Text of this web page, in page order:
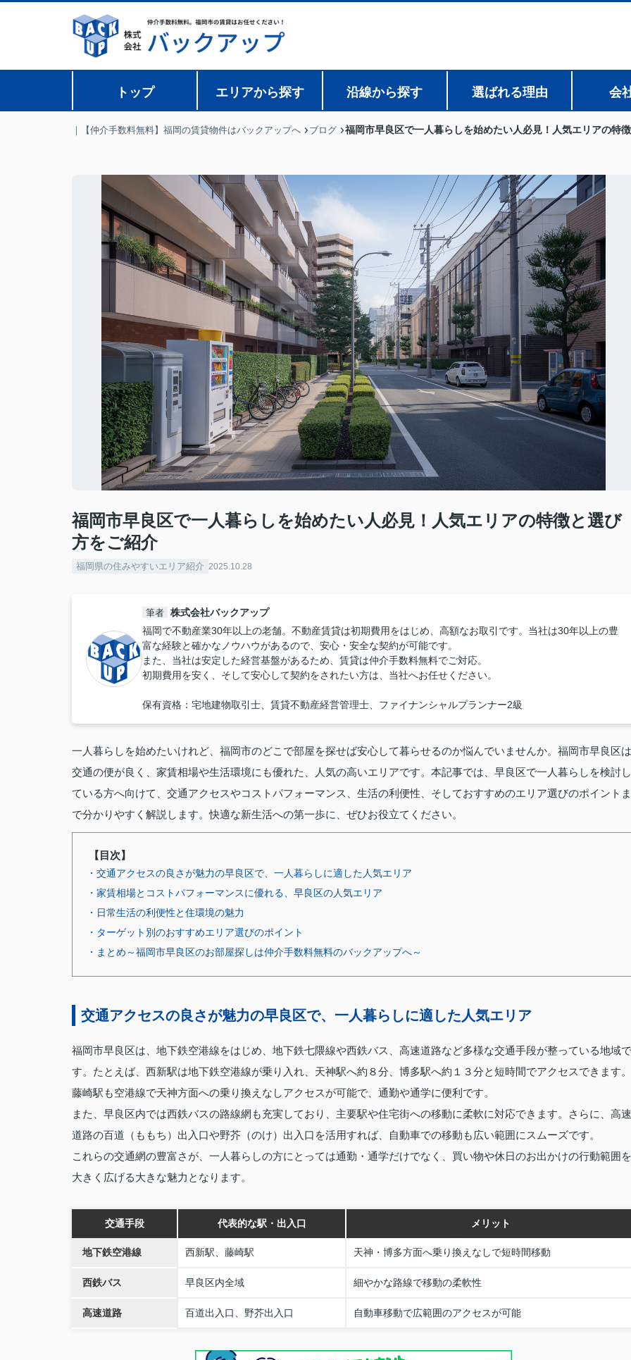
トップ エリアから探す 沿線から探す 選ばれる理由 会
｜【仲介手数料無料】福岡の賃貸物件はバックアップへ ブログ 福岡市早良区で一人暮らしを始めたい人必見！人気エリアの特
福岡市早良区で一人暮らしを始めたい人必見！人気エリアの特徴と選び
方をご紹介
福岡県の住みやすいエリア紹介 2025.10.28
筆者 株式会社バックアップ
福岡で不動産業30年以上の老舗。不動産賃貸は初期費用をはじめ、高額なお取引です。当社は30年以上の豊
富な経験と確かなノウハウがあるので、安心・安全な契約が可能です。
また、当社は安定した経営基盤があるため、賃貸は仲介手数料無料でご対応。
初期費用を安く、そして安心して契約をされたい方は、当社へお任せください。
保有資格：宅地建物取引士、賃貸不動産経営管理士、ファイナンシャルプランナー2級
一人暮らしを始めたいけれど、福岡市のどこで部屋を探せば安心して暮らせるのか悩んでいませんか。福岡市早良区は
交通の便が良く、家賃相場や生活環境にも優れた、人気の高いエリアです。本記事では、早良区で一人暮らしを検討し
ている方へ向けて、交通アクセスやコストパフォーマンス、生活の利便性、そしておすすめのエリア選びのポイントま
で分かりやすく解説します。快適な新生活への第一歩に、ぜひお役立てください。
【目次】
・交通アクセスの良さが魅力の早良区で、一人暮らしに適した人気エリア
・家賃相場とコストパフォーマンスに優れる、早良区の人気エリア
・日常生活の利便性と住環境の魅力
・ターゲット別のおすすめエリア選びのポイント
・まとめ～福岡市早良区のお部屋探しは仲介手数料無料のバックアップへ～
交通アクセスの良さが魅力の早良区で、一人暮らしに適した人気エリア
福岡市早良区は、地下鉄空港線をはじめ、地下鉄七隈線や西鉄バス、高速道路など多様な交通手段が整っている地域で
す。たとえば、西新駅は地下鉄空港線が乗り入れ、天神駅へ約８分、博多駅へ約１３分と短時間でアクセスできます。
藤崎駅も空港線で天神方面への乗り換えなしアクセスが可能で、通勤や通学に便利です。
また、早良区内では西鉄バスの路線網も充実しており、主要駅や住宅街への移動に柔軟に対応できます。さらに、高速
道路の百道（ももち）出入口や野芥（のけ）出入口を活用すれば、自動車での移動も広い範囲にスムーズです。
これらの交通網の豊富さが、一人暮らしの方にとっては通勤・通学だけでなく、買い物や休日のお出かけの行動範囲を
大きく広げる大きな魅力となります。
交通手段 代表的な駅・出入口 メリット
地下鉄空港線 西新駅、藤崎駅 天神・博多方面へ乗り換えなしで短時間移動
西鉄バス 早良区内全域 細やかな路線で移動の柔軟性
高速道路 百道出入口、野芥出入口 自動車移動で広範囲のアクセスが可能